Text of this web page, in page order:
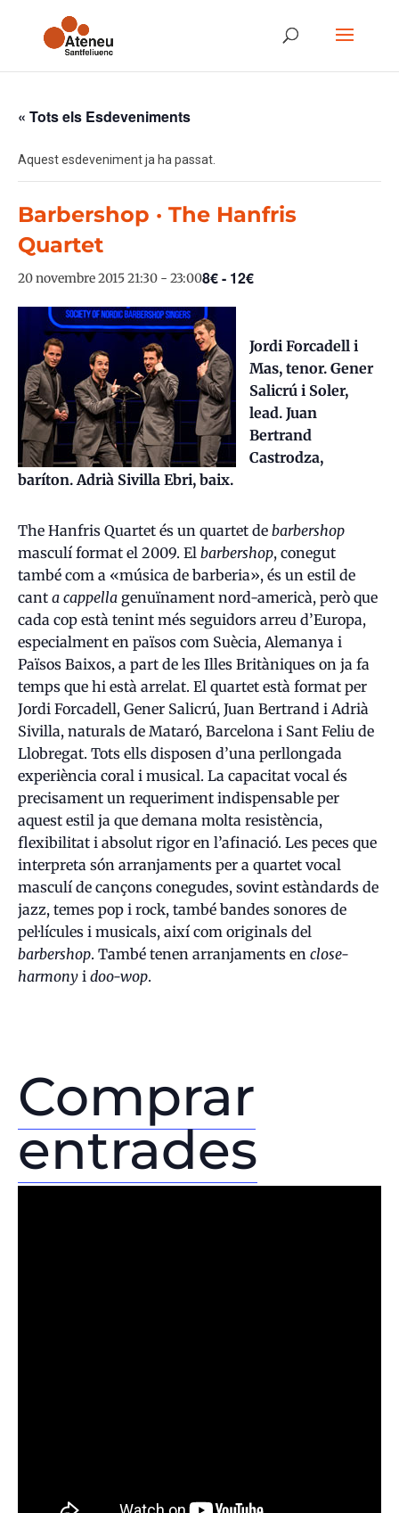
« Tots els Esdeveniments
Aquest esdeveniment ja ha passat.
Barbershop · The Hanfris
Quartet
20 novembre 2015 21:30 - 23:008€ - 12€
Jordi Forcadell i
Mas, tenor. Gener
Salicrú i Soler,
lead. Juan
Bertrand
Castrodza,
baríton. Adrià Sivilla Ebri, baix.
The Hanfris Quartet és un quartet de barbershop
masculí format el 2009. El barbershop, conegut
també com a «música de barberia», és un estil de
cant a cappella genuïnament nord-americà, però que
cada cop està tenint més seguidors arreu d’Europa,
especialment en països com Suècia, Alemanya i
Països Baixos, a part de les Illes Britàniques on ja fa
temps que hi està arrelat. El quartet està format per
Jordi Forcadell, Gener Salicrú, Juan Bertrand i Adrià
Sivilla, naturals de Mataró, Barcelona i Sant Feliu de
Llobregat. Tots ells disposen d’una perllongada
experiència coral i musical. La capacitat vocal és
precisament un requeriment indispensable per
aquest estil ja que demana molta resistència,
flexibilitat i absolut rigor en l’afinació. Les peces que
interpreta són arranjaments per a quartet vocal
masculí de cançons conegudes, sovint estàndards de
jazz, temes pop i rock, també bandes sonores de
pel·lícules i musicals, així com originals del
barbershop. També tenen arranjaments en close-
harmony i doo-wop.
Comprar
entrades